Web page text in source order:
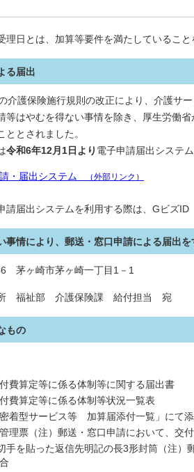
理日とは、加算等要件を満たしていること
る届出
介護保険施行規則の改正により、介護サ
等はやむを得ない事情を除き、厚生労働
ととされました。
令和6年12月1日より 電子申請届出システ
・届出システム （外部リンク）
請届出システムを利用する際は、GビズID
事情により、郵送・窓口申請による届出
茅ヶ崎市茅ヶ崎一丁目1－1
所 福祉部 介護保険課 給付担当 宛
もの
費算定等に係る体制等に関する届出書
費算定等に係る体制等状況一覧表
密着型サービス等 加算届添付一覧」にて
理票（注）郵送・窓口申請において、交
手を貼った返信先明記の長3形封筒（注）